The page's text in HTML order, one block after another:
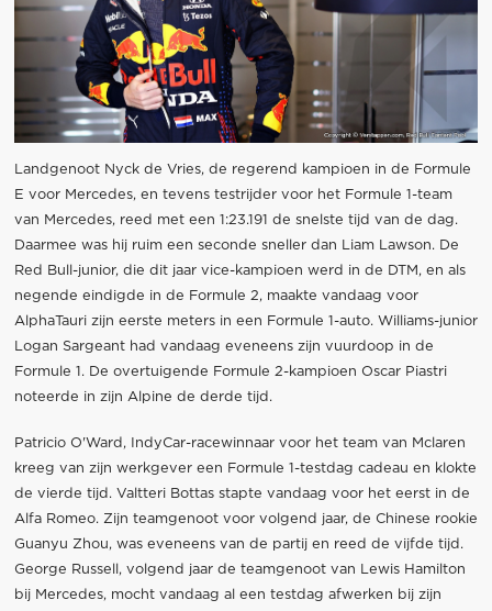
Landgenoot Nyck de Vries, de regerend kampioen in de Formule
E voor Mercedes, en tevens testrijder voor het Formule 1-team
van Mercedes, reed met een 1:23.191 de snelste tijd van de dag.
Daarmee was hij ruim een seconde sneller dan Liam Lawson. De
Red Bull-junior, die dit jaar vice-kampioen werd in de DTM, en als
negende eindigde in de Formule 2, maakte vandaag voor
AlphaTauri zijn eerste meters in een Formule 1-auto. Williams-junior
Logan Sargeant had vandaag eveneens zijn vuurdoop in de
Formule 1. De overtuigende Formule 2-kampioen Oscar Piastri
noteerde in zijn Alpine de derde tijd.
Patricio O'Ward, IndyCar-racewinnaar voor het team van Mclaren
kreeg van zijn werkgever een Formule 1-testdag cadeau en klokte
de vierde tijd. Valtteri Bottas stapte vandaag voor het eerst in de
Alfa Romeo. Zijn teamgenoot voor volgend jaar, de Chinese rookie
Guanyu Zhou, was eveneens van de partij en reed de vijfde tijd.
George Russell, volgend jaar de teamgenoot van Lewis Hamilton
bij Mercedes, mocht vandaag al een testdag afwerken bij zijn